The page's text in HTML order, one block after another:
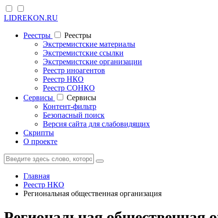
LIDREKON.RU
Реестры
Реестры
Экстремистские материалы
Экстремистские ссылки
Экстремистские организации
Реестр иноагентов
Реестр НКО
Реестр СОНКО
Cервисы
Cервисы
Контент-фильтр
Безопасный поиск
Версия сайта для слабовидящих
Скрипты
О проекте
Главная
Реестр НКО
Региональная общественная организация